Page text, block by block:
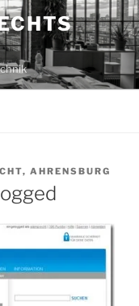
AHRENSBURG